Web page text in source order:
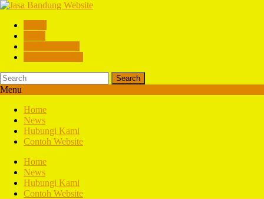
Search
Menu
Home
News
Hubungi Kami
Contoh Website
Home
News
Hubungi Kami
Contoh Website